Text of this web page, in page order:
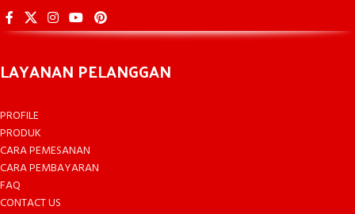
LAYANAN PELANGGAN
PROFILE
PRODUK
CARA PEMESANAN
CARA PEMBAYARAN
FAQ
CONTACT US